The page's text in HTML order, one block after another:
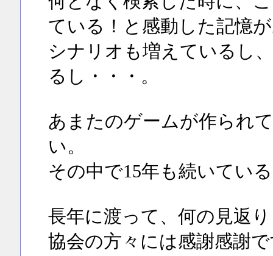
ている！と感動した記憶
シナリオも増えているし
るし・・・。
あまたのゲームが作られ
い。
その中で15年も続いてい
長年に渡って、何の見返
協会の方々には感謝感謝